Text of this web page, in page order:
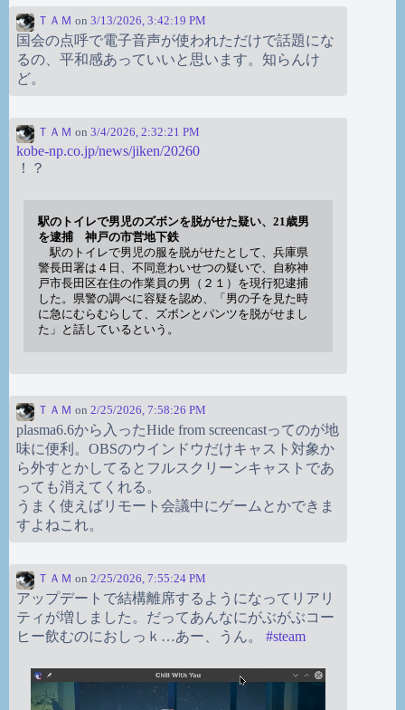
ＴＡＭ on 3/13/2026, 3:42:19 PM
国会の点呼で電子音声が使われただけで話題にな
るの、平和感あっていいと思います。知らんけ
ど。
ＴＡＭ on 3/4/2026, 2:32:21 PM
kobe-np.co.jp/news/jiken/20260
！？
駅のトイレで男児のズボンを脱がせた疑い、21歳男
を逮捕 神戸の市営地下鉄
駅のトイレで男児の服を脱がせたとして、兵庫県
警長田署は４日、不同意わいせつの疑いで、自称神
戸市長田区在住の作業員の男（２１）を現行犯逮捕
した。県警の調べに容疑を認め、「男の子を見た時
に急にむらむらして、ズボンとパンツを脱がせまし
た」と話しているという。
ＴＡＭ on 2/25/2026, 7:58:26 PM
plasma6.6から入ったHide from screencastってのが地
味に便利。OBSのウインドウだけキャスト対象か
ら外すとかしてるとフルスクリーンキャストであ
っても消えてくれる。
うまく使えばリモート会議中にゲームとかできま
すよねこれ。
ＴＡＭ on 2/25/2026, 7:55:24 PM
アップデートで結構離席するようになってリアリ
ティが増しました。だってあんなにがぶがぶコー
ヒー飲むのにおしっｋ…あー、うん。 #steam